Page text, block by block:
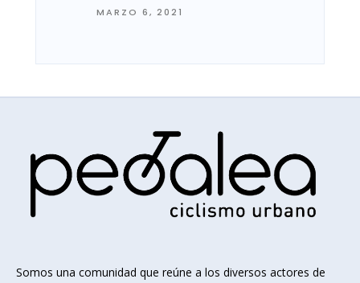
MARZO 6, 2021
Somos una comunidad que reúne a los diversos actores de